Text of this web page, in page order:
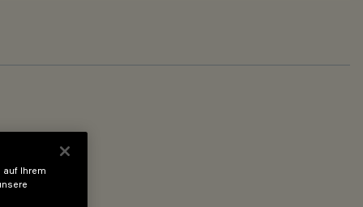
auf Ihrem